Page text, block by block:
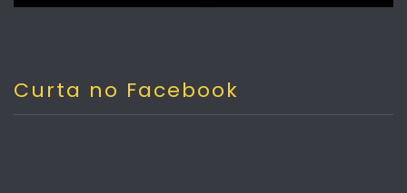
Curta no Facebook